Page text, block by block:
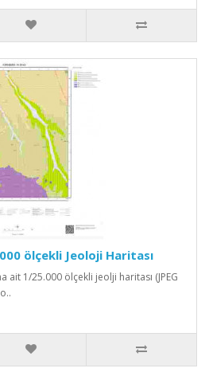
ölçekli Jeoloji Haritası
ait 1/25.000 ölçekli jeolji haritası (JPEG